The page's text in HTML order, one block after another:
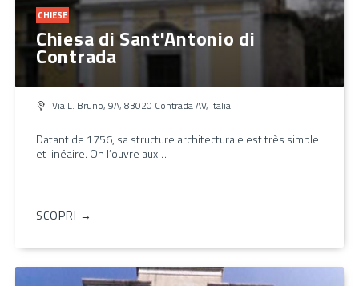
CHIESE
Chiesa di Sant'Antonio di
Contrada
Via L. Bruno, 9A, 83020 Contrada AV, Italia
Datant de 1756, sa structure architecturale est très simple
et linéaire. On l’ouvre aux…
SCOPRI →